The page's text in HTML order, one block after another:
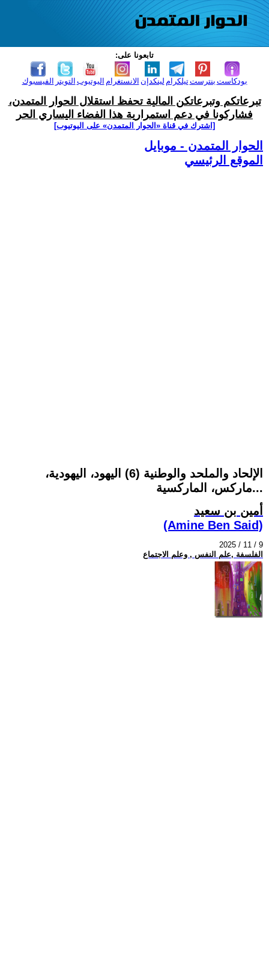
تابعونا على:
الفيسبوك التويتر اليوتيوب الانستغرام لينكدإن تيلكرامبنترست بودكاست
تبرعاتكم وتبرعاتكن المالية تحفظ استقلال الحوار المتمدن،
فشاركونا في دعم استمرارية هذا الفضاء اليساري الحر
[اشترك في قناة ‫«الحوار المتمدن» على اليوتيوب]
الحوار المتمدن - موبايل
الموقع الرئيسي
الإلحاد والملحد والوطنية (6) اليهود، اليهودية،
ماركس، الماركسية...
أمين بن سعيد
(Amine Ben Said)
2025 / 11 / 9
الفلسفة ,علم النفس , وعلم الاجتماع